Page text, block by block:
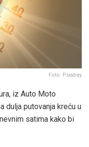
Foto: Pixabay
iz Auto Moto
dulja putovanja kreću u
satima kako bi